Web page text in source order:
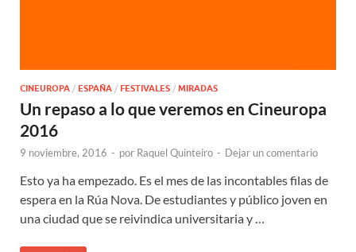
CINEUROPA / ESPAÑA / FESTIVALES / MIRADAS
Un repaso a lo que veremos en Cineuropa
2016
9 noviembre, 2016 - por Raquel Quinteiro - Dejar un comentario
Esto ya ha empezado. Es el mes de las incontables filas de
espera en la Rúa Nova. De estudiantes y público joven en
una ciudad que se reivindica universitaria y …